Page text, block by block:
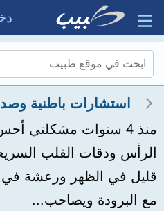
استشارات باطنية
منذ 4 سنوات مشكلتي
الرأس ودقات القلب
قليل في الظهر ورعشة في
مع البرودة ويصاحب...